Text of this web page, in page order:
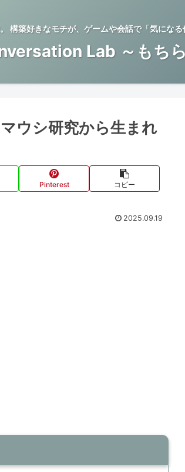
構築好きなモチが、ゲームや会話で「気になる
Lab ～もち
ウシ研究から生まれ
Pinterest コピー
2025.09.19